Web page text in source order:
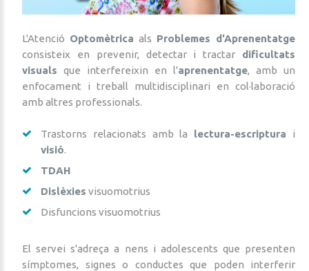
L'Atenció Optomètrica als Problemes d'Aprenentatge
consisteix en prevenir, detectar i tractar dificultats
visuals que interfereixin en l'aprenentatge, amb un
enfocament i treball multidisciplinari en col·laboració
amb altres professionals.
Trastorns relacionats amb la lectura-escriptura i
visió.
TDAH
Dislèxies visuomotrius
Disfuncions visuomotrius
El servei s'adreça a nens i adolescents que presenten
símptomes, signes o conductes que poden interferir